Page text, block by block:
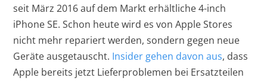
seit März 2016 auf dem Markt erhältliche 4-inch
iPhone SE. Schon heute wird es von Apple Stores
nicht mehr repariert werden, sondern gegen neue
Geräte ausgetauscht. Insider gehen davon aus, dass
Apple bereits jetzt Lieferproblemen bei Ersatzteilen